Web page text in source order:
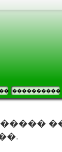
����������